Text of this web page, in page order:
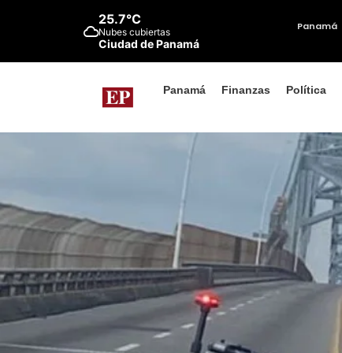
25.7°C
Nubes cubiertas
Ciudad de Panamá
Panamá
Panamá Finanzas Política